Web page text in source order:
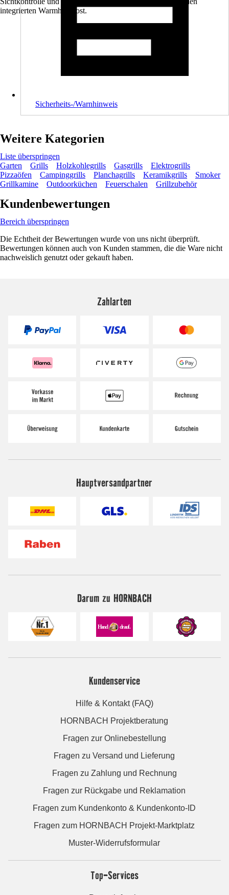
integrierten Warmhalterost.
Sicherheits-/Warnhinweis
Weitere Kategorien
Liste überspringen
Garten
Grills Holzkohlegrills Gasgrills
Elektrogrills
Pizzaöfen
Campinggrills Planchagrills Keramikgrills
Smoker
Grillkamine
Outdoorküchen Feuerschalen Grillzubehör
Kundenbewertungen
Bereich überspringen
Die Echtheit der Bewertungen wurde von uns nicht überprüft.
Bewertungen können auch von Kunden stammen, die die Ware nicht
nachweislich genutzt oder gekauft haben.
Zahlarten
Hauptversandpartner
Darum zu HORNBACH
Kundenservice
Hilfe & Kontakt (FAQ)
HORNBACH Projektberatung
Fragen zur Onlinebestellung
Fragen zu Versand und Lieferung
Fragen zu Zahlung und Rechnung
Fragen zur Rückgabe und Reklamation
Fragen zum Kundenkonto & Kundenkonto-ID
Fragen zum HORNBACH Projekt-Marktplatz
Muster-Widerrufsformular
Top-Services